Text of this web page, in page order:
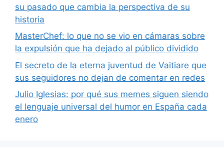
su pasado que cambia la perspectiva de su
historia
MasterChef: lo que no se vio en cámaras sobre
la expulsión que ha dejado al público dividido
El secreto de la eterna juventud de Vaitiare que
sus seguidores no dejan de comentar en redes
Julio Iglesias: por qué sus memes siguen siendo
el lenguaje universal del humor en España cada
enero